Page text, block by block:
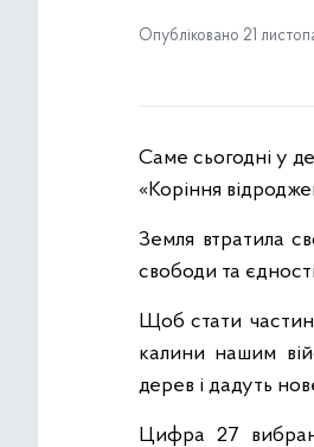
Опубліковано 21
Саме сьогодні у
«Коріння
Земля втратила
свободи та
Щоб стати
калини нашим
дерев і дадуть
Цифра 27